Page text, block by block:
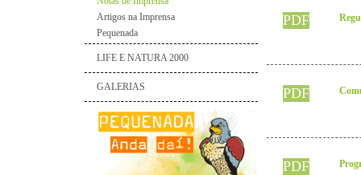
Artigos na Imprensa
Pequenada
LIFE E NATURA 2000
GALERIAS
PDF
PDF
PDF